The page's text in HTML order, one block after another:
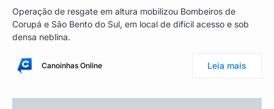
Operação de resgate em altura mobilizou Bombeiros de
Corupá e São Bento do Sul, em local de difícil acesso e sob
densa neblina.
Canoinhas Online Leia mais